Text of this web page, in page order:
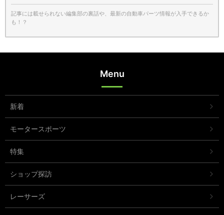
記事には載せられない編集部の裏話や、最新の自動車パーツ情報が入手できるか
も！？
Menu
新着
モータースポーツ
特集
ショップ探訪
レーサーズ